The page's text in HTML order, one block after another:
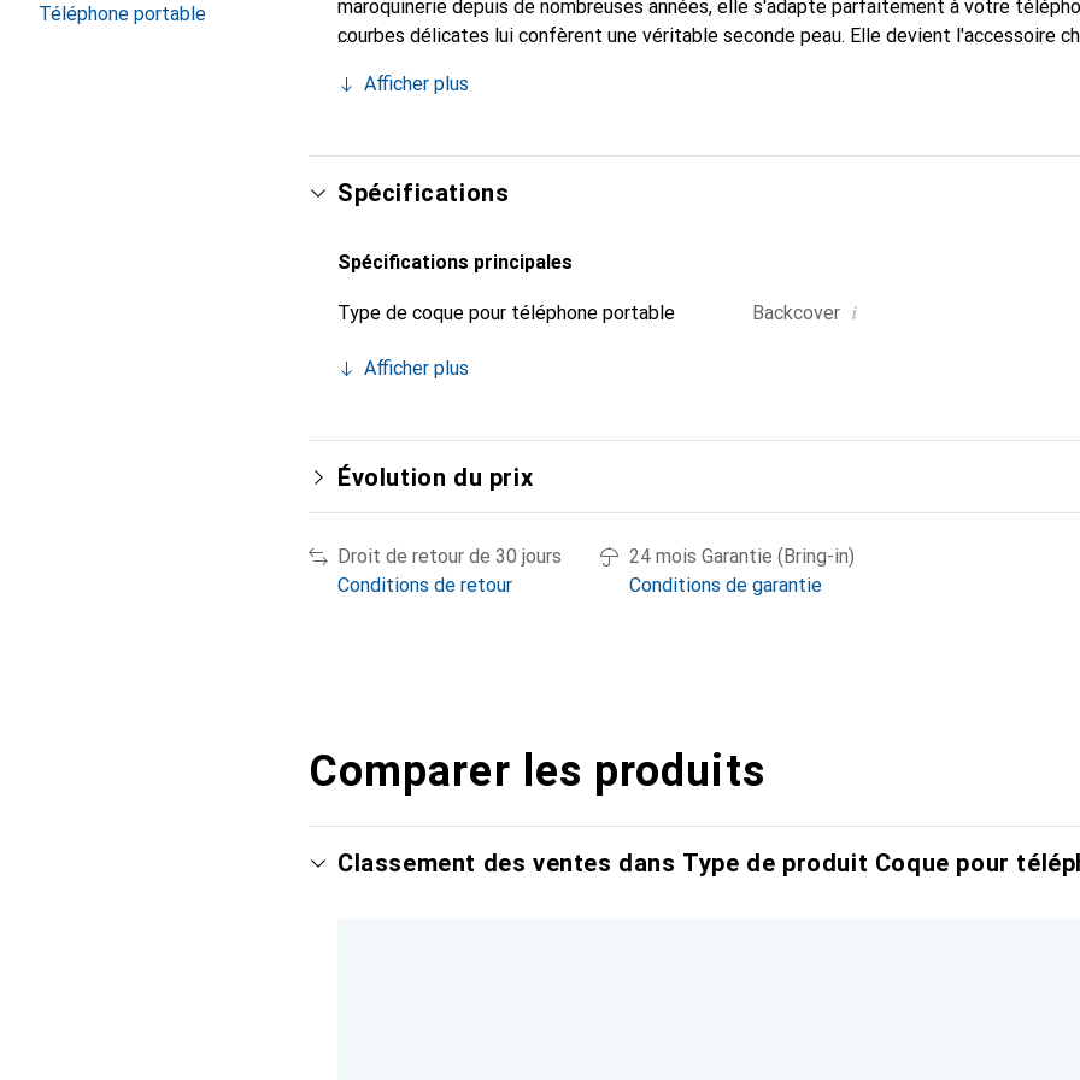
Téléphone portable
maroquinerie depuis de nombreuses années, elle s'adapte parfaitement à votre
courbes délicates lui confèrent une véritable seconde peau. Elle devient l'accessoire
qualité et constitue un choix sûr pour une clientèle exigeante.
Afficher plus
Spécifications
Spécifications principales
Type de coque pour téléphone portable Backcover i
Afficher plus
Évolution du prix
Droit de retour de 30 jours
Conditions de retour
24 mois Garantie (Bring-in)
Conditions de garantie
Comparer les produits
Classement des ventes dans Type de produit Coque pour